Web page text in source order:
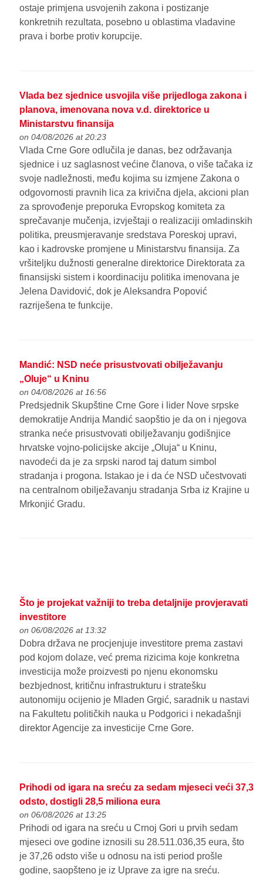
ostaje primjena usvojenih zakona i postizanje
konkretnih rezultata, posebno u oblastima vladavine
prava i borbe protiv korupcije.
Vlada bez sjednice usvojila više prijedloga zakona i
planova, imenovana nova v.d. direktorice u
Ministarstvu finansija
on 04/08/2026 at 20:23
Vlada Crne Gore odlučila je danas, bez održavanja
sjednice i uz saglasnost većine članova, o više tačaka iz
svoje nadležnosti, među kojima su izmjene Zakona o
odgovornosti pravnih lica za krivična djela, akcioni plan
za sprovođenje preporuka Evropskog komiteta za
sprečavanje mučenja, izvještaji o realizaciji omladinskih
politika, preusmjeravanje sredstava Poreskoj upravi,
kao i kadrovske promjene u Ministarstvu finansija. Za
vršiteljku dužnosti generalne direktorice Direktorata za
finansijski sistem i koordinaciju politika imenovana je
Jelena Davidović, dok je Aleksandra Popović
razriješena te funkcije.
Mandić: NSD neće prisustvovati obilježavanju
„Oluje“ u Kninu
on 04/08/2026 at 16:56
Predsjednik Skupštine Crne Gore i lider Nove srpske
demokratije Andrija Mandić saopštio je da on i njegova
stranka neće prisustvovati obilježavanju godišnjice
hrvatske vojno-policijske akcije „Oluja“ u Kninu,
navodeći da je za srpski narod taj datum simbol
stradanja i progona. Istakao je i da će NSD učestvovati
na centralnom obilježavanju stradanja Srba iz Krajine u
Mrkonjić Gradu.
Što je projekat važniji to treba detaljnije provjeravati
investitore
on 06/08/2026 at 13:32
Dobra država ne procjenjuje investitore prema zastavi
pod kojom dolaze, već prema rizicima koje konkretna
investicija može proizvesti po njenu ekonomsku
bezbjednost, kritičnu infrastrukturu i stratešku
autonomiju ocijenio je Mladen Grgić, saradnik u nastavi
na Fakultetu političkih nauka u Podgorici i nekadašnji
direktor Agencije za investicije Crne Gore.
Prihodi od igara na sreću za sedam mjeseci veći 37,3
odsto, dostigli 28,5 miliona eura
on 06/08/2026 at 13:25
Prihodi od igara na sreću u Crnoj Gori u prvih sedam
mjeseci ove godine iznosili su 28.511.036,35 eura, što
je 37,26 odsto više u odnosu na isti period prošle
godine, saopšteno je iz Uprave za igre na sreću.